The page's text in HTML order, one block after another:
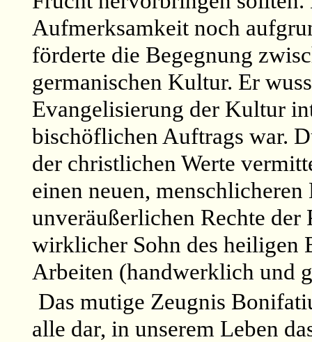
Aufmerksamkeit noch
förderte die Begegnung
germanischen Kultur. Er
Evangelisierung der Kultur
bischöflichen Auftrags war.
der christlichen Werte
einen neuen,
unveräußerlichen Rechte der
wirklicher Sohn des heiligen
Arbeiten (handwerklich und
Das mutige Zeugnis
alle dar, in unserem Leben